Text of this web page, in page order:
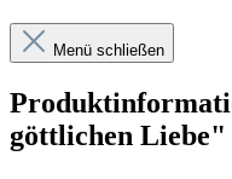
Menü schließen
göttlichen Liebe"